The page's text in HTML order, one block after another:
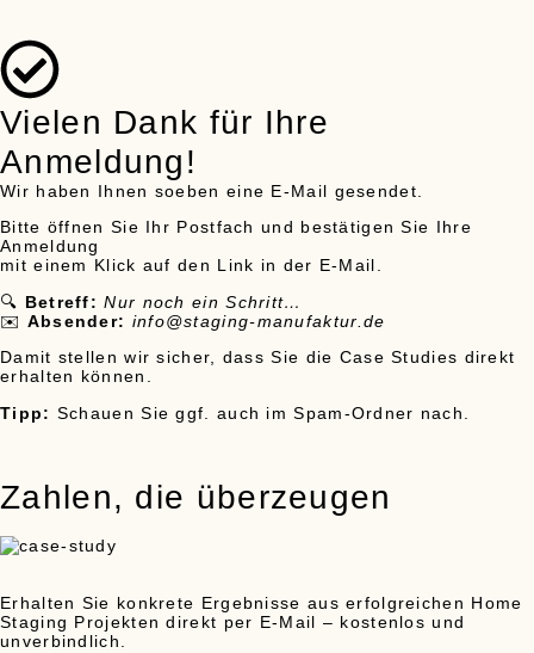
Vielen Dank für Ihre
Anmeldung!
Wir haben Ihnen soeben eine E-Mail gesendet.
Bitte öffnen Sie Ihr Postfach und bestätigen Sie Ihre
Anmeldung
mit einem Klick auf den Link in der E-Mail.
🔍 Betreff: Nur noch ein Schritt…
✉️ Absender: info@staging-manufaktur.de
Damit stellen wir sicher, dass Sie die Case Studies direkt
erhalten können.
Tipp: Schauen Sie ggf. auch im Spam-Ordner nach.
Zahlen, die überzeugen
Erhalten Sie konkrete Ergebnisse aus erfolgreichen Home
Staging Projekten direkt per E-Mail – kostenlos und
unverbindlich.